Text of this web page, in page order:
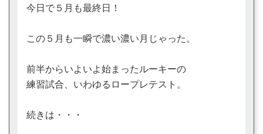
今日で５月も最終日！
この５月も一瞬で濃い濃い月じゃった。
前半からいよいよ始まったルーキーの
練習試合、いわゆるロープレテスト。
続きは・・・